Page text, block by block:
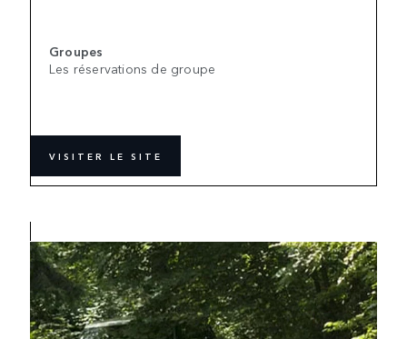
Groupes
Les réservations de groupe
VISITER LE SITE